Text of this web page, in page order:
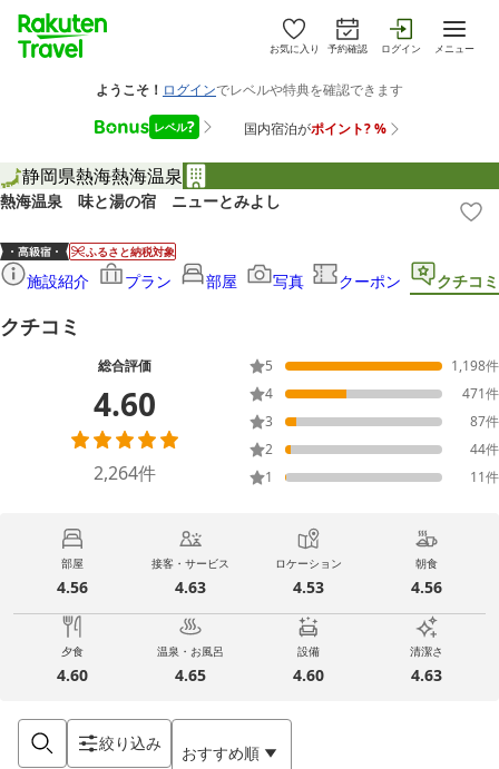
お気に入り 予約確認 ログイン メニュー
静岡県熱海熱海温泉
熱海温泉 味と湯の宿 ニューとみよし
ふるさと納税対象
施設紹介 プラン 部屋 写真 クーポン クチコミ
クチコミ
総合評価
4.60
2,264件
5 1,198件
4
471件
3
87件
2
44件
1
11件
部屋
4.56
接客・サービス
4.63
ロケーション
4.53
朝食
4.56
夕食
4.60
温泉・お風呂
4.65
設備
4.60
清潔さ
4.63
絞り込み おすすめ順